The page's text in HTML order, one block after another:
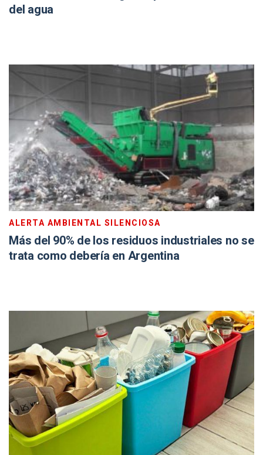
del agua
ALERTA AMBIENTAL SILENCIOSA
Más del 90% de los residuos industriales no se
trata como debería en Argentina